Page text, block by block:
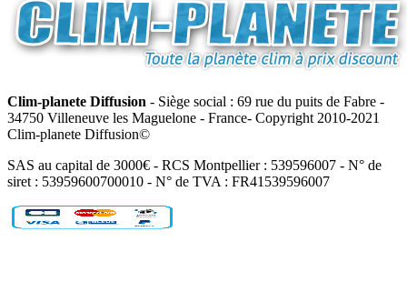
Clim-planete Diffusion - Siège social : 69 rue du puits de Fabre -
34750 Villeneuve les Maguelone - France- Copyright 2010-2021
Clim-planete Diffusion©
SAS au capital de 3000€ - RCS Montpellier : 539596007 - N° de
siret : 53959600700010 - N° de TVA : FR41539596007